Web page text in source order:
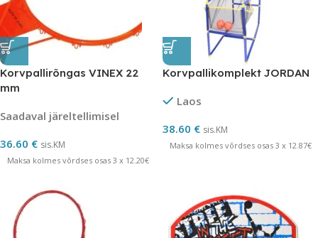
Korvpallirõngas VINEX 22
mm
Saadaval järeltellimisel
36.60 € sis.KM
Maksa kolmes võrdses osas 3 x 12.20€
Korvpallikomplekt JORDAN
Laos
38.60 € sis.KM
Maksa kolmes võrdses osas 3 x 12.87€